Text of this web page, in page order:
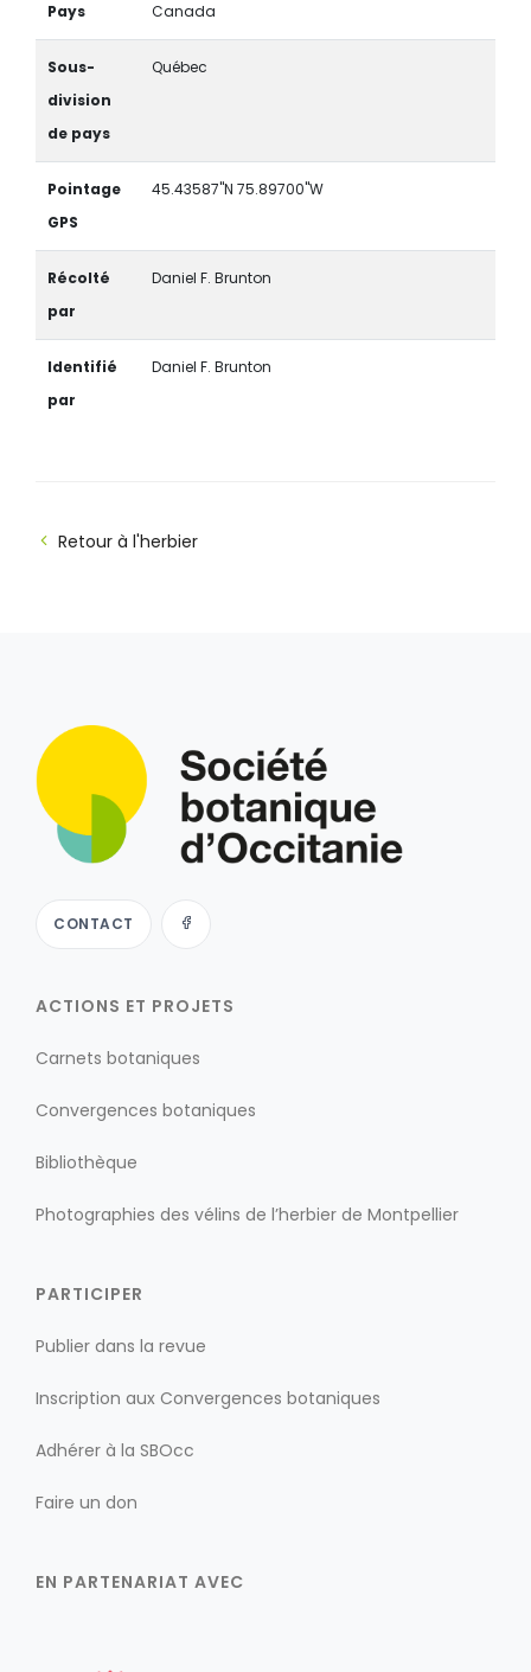
Pays Canada
Sous-
division
de pays
Québec
Pointage
GPS
45.43587"N 75.89700"W
Récolté
par
Daniel F. Brunton
Identifié
par
Daniel F. Brunton
Retour à l'herbier
CONTACT
ACTIONS ET PROJETS
Carnets botaniques
Convergences botaniques
Bibliothèque
Photographies des vélins de l’herbier de Montpellier
PARTICIPER
Publier dans la revue
Inscription aux Convergences botaniques
Adhérer à la SBOcc
Faire un don
EN PARTENARIAT AVEC